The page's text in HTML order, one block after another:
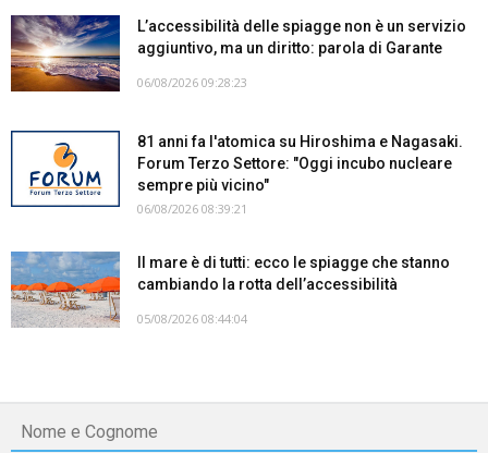
L’accessibilità delle spiagge non è un servizio
aggiuntivo, ma un diritto: parola di Garante
06/08/2026 09:28:23
81 anni fa l'atomica su Hiroshima e Nagasaki.
Forum Terzo Settore: "Oggi incubo nucleare
sempre più vicino"
06/08/2026 08:39:21
Il mare è di tutti: ecco le spiagge che stanno
cambiando la rotta dell’accessibilità
05/08/2026 08:44:04